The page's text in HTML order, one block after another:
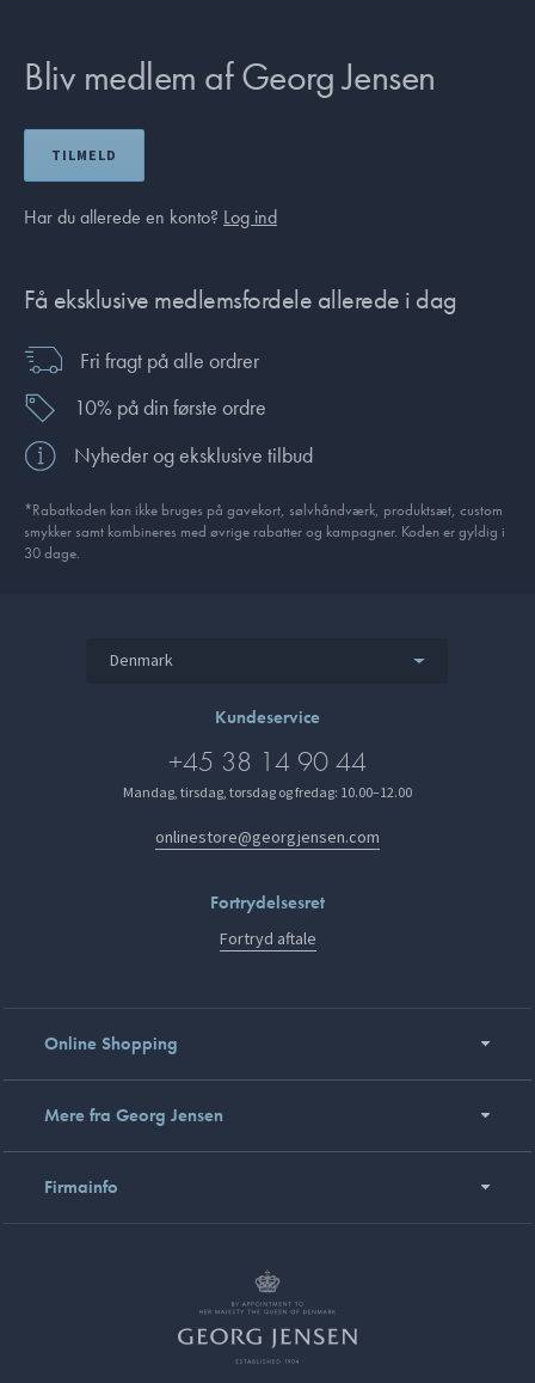
Bliv medlem af Georg Jensen
TILMELD
Har du allerede en konto? Log ind
Få eksklusive medlemsfordele allerede i dag
Fri fragt på alle ordrer
10% på din første ordre
Nyheder og eksklusive tilbud
*Rabatkoden kan ikke bruges på gavekort, sølvhåndværk, produktsæt, custom
smykker samt kombineres med øvrige rabatter og kampagner. Koden er gyldig i
30 dage.
Denmark
Kundeservice
+45 38 14 90 44
Mandag, tirsdag, torsdag og fredag: 10.00–12.00
onlinestore@georgjensen.com
Fortrydelsesret
Fortryd aftale
Online Shopping
Mere fra Georg Jensen
Firmainfo